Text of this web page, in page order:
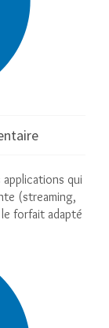
qui
(streaming,
forfait adapté